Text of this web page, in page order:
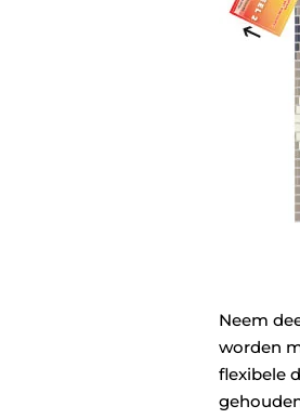
Neem
worden
flexibele